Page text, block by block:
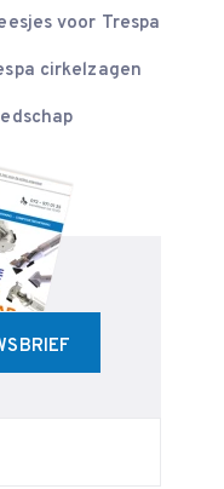
voor Trespa
cirkelzagen